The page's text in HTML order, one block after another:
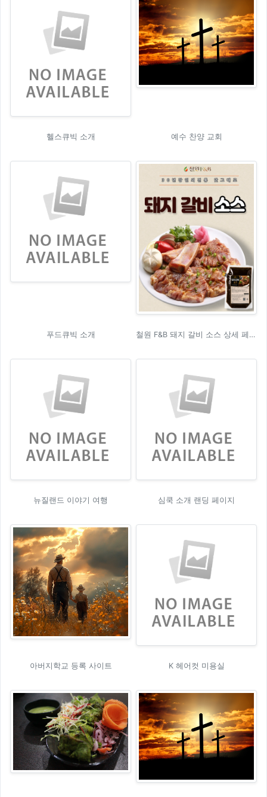
헬스큐빅 소개 예수 찬양 교회
푸드큐빅 소개 철원 F&B 돼지 갈비 소스 상세 페이지
뉴질랜드 이야기 여행 심쿡 소개 랜딩 페이지
아버지학교 등록 사이트 K 헤어컷 미용실